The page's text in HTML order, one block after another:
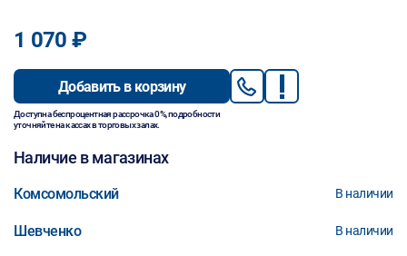
1 070 ₽
Добавить в корзину
Доступна беспроцентная рассрочка 0%, подробности
уточняйте на кассах в торговых залах.
Наличие в магазинах
Комсомольский В наличии
Шевченко В наличии